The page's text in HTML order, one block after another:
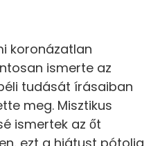
koronázatlan
ismerte az
tudását írásaiban
meg. Misztikus
ismertek az őt